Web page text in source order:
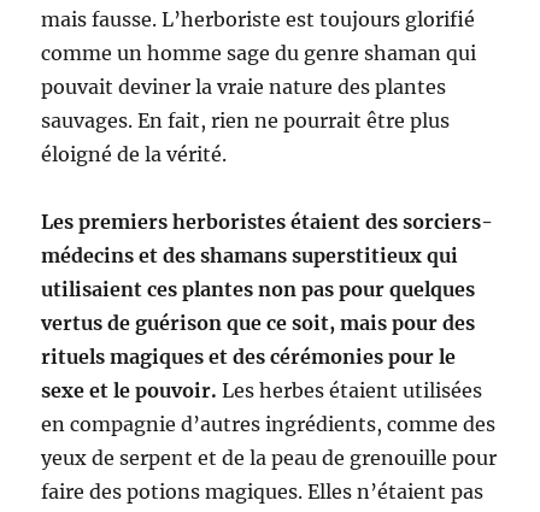
mais fausse. L’herboriste est toujours glorifié
comme un homme sage du genre shaman qui
pouvait deviner la vraie nature des plantes
sauvages. En fait, rien ne pourrait être plus
éloigné de la vérité.
Les premiers herboristes étaient des sorciers-
médecins et des shamans superstitieux qui
utilisaient ces plantes non pas pour quelques
vertus de guérison que ce soit, mais pour des
rituels magiques et des cérémonies pour le
sexe et le pouvoir.Les herbes étaient utilisées
en compagnie d’autres ingrédients, comme des
yeux de serpent et de la peau de grenouille pour
faire des potions magiques. Elles n’étaient pas